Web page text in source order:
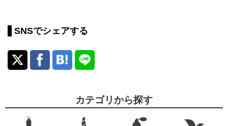
SNSでシェアする
カテゴリから探す